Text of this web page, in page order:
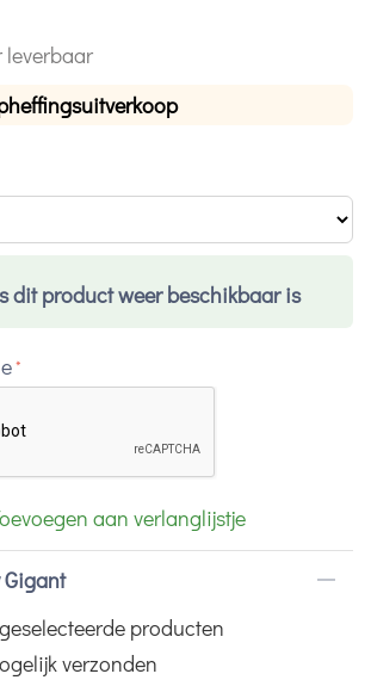
leverbaar
dit product weer beschikbaar is
aan verlanglijstje
producten
verzonden